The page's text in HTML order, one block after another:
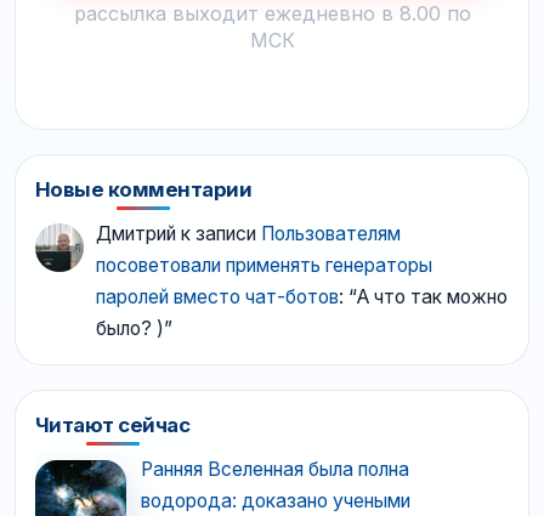
рассылка выходит ежедневно в 8.00 по
МСК
Новые комментарии
Дмитрий к записи Пользователям
посоветовали применять генераторы
паролей вместо чат-ботов: “А что так можно
было? )”
Читают сейчас
Ранняя Вселенная была полна
водорода: доказано учеными